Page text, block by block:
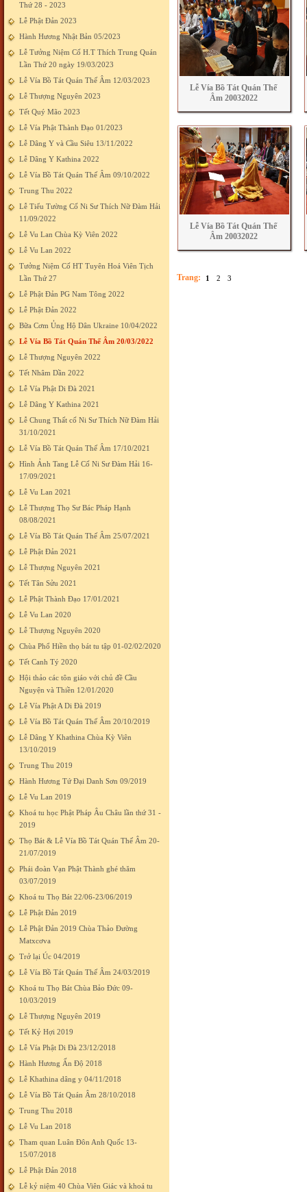
Thứ 28 - 2023
Lễ Phật Đản 2023
Hành Hương Nhật Bản 05/2023
Lễ Tưởng Niệm Cố H.T Thích Trung Quán
Lần Thứ 20 ngày 19/03/2023
Lễ Vía Bồ Tát Quán Thế Âm 12/03/2023
Lễ Thượng Nguyên 2023
Tết Quý Mão 2023
Lễ Vía Phật Thành Đạo 01/2023
Lễ Dâng Y và Cầu Siêu 13/11/2022
Lễ Dâng Y Kathina 2022
Lễ Vía Bồ Tát Quán Thế Âm 09/10/2022
Trung Thu 2022
Lễ Tiểu Tường Cố Ni Sư Thích Nữ Đàm Hải
11/09/2022
Lễ Vu Lan Chùa Kỳ Viên 2022
Lễ Vu Lan 2022
Tưởng Niệm Cố HT Tuyên Hoá Viên Tịch
Lần Thứ 27
Lễ Phật Đản PG Nam Tông 2022
Lễ Phật Đản 2022
Bữa Cơm Ủng Hộ Dân Ukraine 10/04/2022
Lễ Vía Bồ Tát Quán Thế Âm 20/03/2022
Lễ Thượng Nguyên 2022
Tết Nhâm Dần 2022
Lễ Vía Phật Di Đà 2021
Lễ Dâng Y Kathina 2021
Lễ Chung Thất cố Ni Sư Thích Nữ Đàm Hải
31/10/2021
Lễ Vía Bồ Tát Quán Thế Âm 17/10/2021
Hình Ảnh Tang Lễ Cố Ni Sư Đàm Hải 16-
17/09/2021
Lễ Vu Lan 2021
Lễ Thượng Thọ Sư Bác Pháp Hạnh
08/08/2021
Lễ Vía Bồ Tát Quán Thế Âm 25/07/2021
Lễ Phật Đản 2021
Lễ Thượng Nguyên 2021
Tết Tân Sửu 2021
Lễ Phật Thành Đạo 17/01/2021
Lễ Vu Lan 2020
Lễ Thượng Nguyên 2020
Chùa Phổ Hiền thọ bát tu tập 01-02/02/2020
Tết Canh Tý 2020
Hội thảo các tôn giáo với chủ đề Cầu
Nguyện và Thiền 12/01/2020
Lễ Vía Phật A Di Đà 2019
Lễ Vía Bồ Tát Quán Thế Âm 20/10/2019
Lễ Dâng Y Khathina Chùa Kỳ Viên
13/10/2019
Trung Thu 2019
Hành Hương Tứ Đại Danh Sơn 09/2019
Lễ Vu Lan 2019
Khoá tu học Phật Pháp Âu Châu lần thứ 31 -
2019
Thọ Bát & Lễ Vía Bồ Tát Quán Thế Âm 20-
21/07/2019
Phái đoàn Vạn Phật Thành ghé thăm
03/07/2019
Khoá tu Thọ Bát 22/06-23/06/2019
Lễ Phật Đản 2019
Lễ Phật Đản 2019 Chùa Thảo Đường
Matxcơva
Trở lại Úc 04/2019
Lễ Vía Bồ Tát Quán Thế Âm 24/03/2019
Khoá tu Thọ Bát Chùa Bảo Đức 09-
10/03/2019
Lễ Thượng Nguyên 2019
Tết Kỷ Hợi 2019
Lễ Vía Phật Di Đà 23/12/2018
Hành Hương Ấn Độ 2018
Lễ Khathina dâng y 04/11/2018
Lễ Vía Bồ Tát Quán Âm 28/10/2018
Trung Thu 2018
Lễ Vu Lan 2018
Tham quan Luân Đôn Anh Quốc 13-
15/07/2018
Lễ Phật Đản 2018
Lễ kỷ niệm 40 Chùa Viên Giác và khoá tu
Lễ Vía Bồ Tát Quán Thế
Âm 20032022
Lễ Vía Bồ Tát Quán Thế
Âm 20032022
Trang: 1 2 3